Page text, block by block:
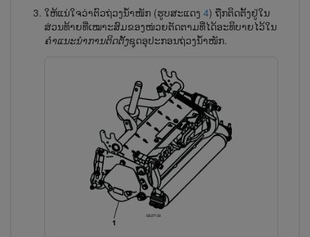
ໃຫ້ແນ່ໃຈວ່າຕົວຖ່ວງນ້ຳໜັກ (ຮູບສະແດງ 4) ຖືກຕິດຕັ້ງຢູ່ໃນ
ສ່ວນທ້າຍທີ່ເໝາະສົມຂອງໜ່ວຍຕັດຕາມທີ່ໄດ້ອະທິບາຍໄວ້ໃນ
ຄຳ​ແນະ​ນຳການ​ຕິດ​ຕັ້ງຊຸດອຸ​ປະ​ກອນ​ຖ່ວງນ້ຳ​ໜັກ.